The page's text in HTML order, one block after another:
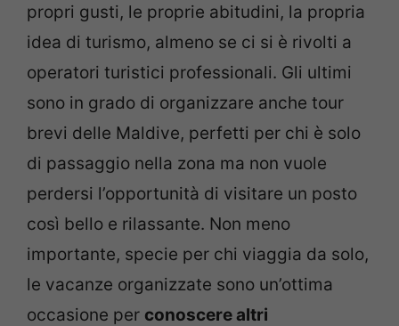
propri gusti, le proprie abitudini, la propria
idea di turismo, almeno se ci si è rivolti a
operatori turistici professionali. Gli ultimi
sono in grado di organizzare anche tour
brevi delle Maldive, perfetti per chi è solo
di passaggio nella zona ma non vuole
perdersi l’opportunità di visitare un posto
così bello e rilassante. Non meno
importante, specie per chi viaggia da solo,
le vacanze organizzate sono un’ottima
occasione per conoscere altri